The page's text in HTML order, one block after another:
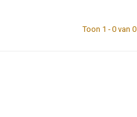
Toon 1 - 0 van 0